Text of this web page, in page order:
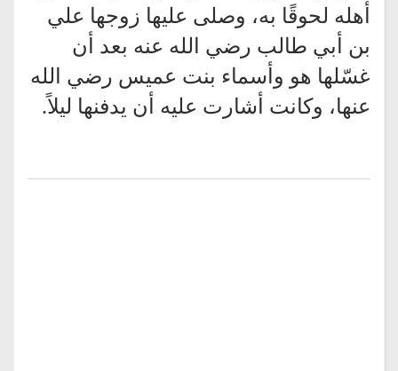
أهله لحوقًا به، وصلى عليها زوجها علي
بن أبي طالب رضي الله عنه بعد أن
غسّلها هو وأسماء بنت عميس رضي الله
عنها، وكانت أشارت عليه أن يدفنها ليلاً.